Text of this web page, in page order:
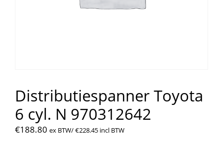
Distributiespanner Toyota
6 cyl. N 970312642
€188.80 ex BTW/€228.45 incl BTW